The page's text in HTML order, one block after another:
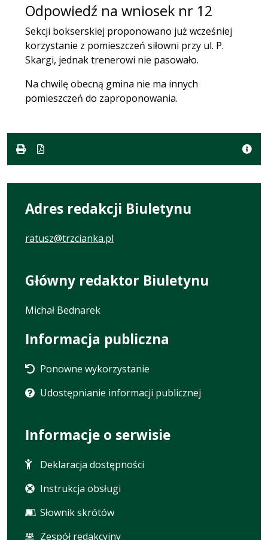
Odpowiedź na wniosek nr 12
Sekcji bokserskiej proponowano już wcześniej
korzystanie z pomieszczeń siłowni przy ul. P.
Skargi, jednak trenerowi nie pasowało.
Na chwilę obecną gmina nie ma innych
pomieszczeń do zaproponowania.
Adres redakcji Biuletynu
ratusz@trzcianka.pl
Główny redaktor Biuletynu
Michał Bednarek
Informacja publiczna
Ponowne wykorzystanie
Udostępnianie informacji publicznej
Informacje o serwisie
Deklaracja dostępności
Instrukcja obsługi
Słownik skrótów
Zespół redakcyjny